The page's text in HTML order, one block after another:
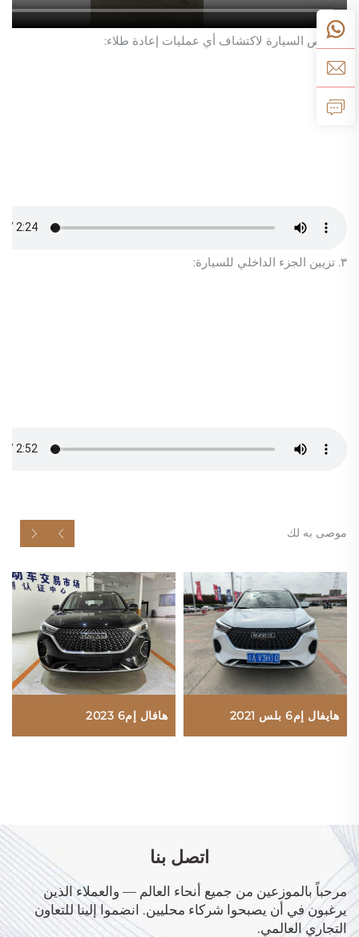
٢. فحص السيارة لاكتشاف أي عمليات إعادة طلاء:
٣. تزيين الجزء الداخلي للسيارة:
موصى به لك
هايفال إم6 بلس 2021 هافال إم6 2023
اتصل بنا
مرحباً بالموزعين من جميع أنحاء العالم — والعملاء الذين
يرغبون في أن يصبحوا شركاء محليين. انضموا إلينا للتعاون
التجاري العالمي.